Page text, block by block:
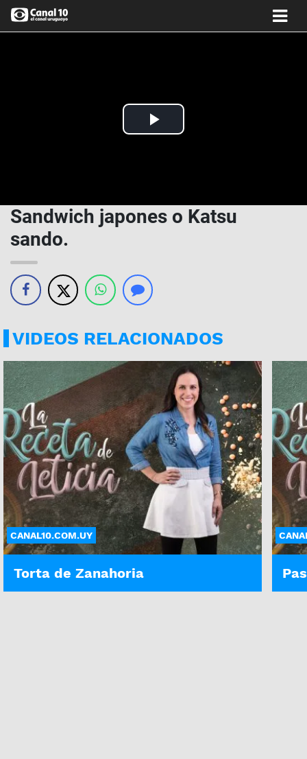
Play
Sandwich japones o Katsu
sando.
VIDEOS RELACIONADOS
CANAL10.COM.UY
Torta de Zanahoria